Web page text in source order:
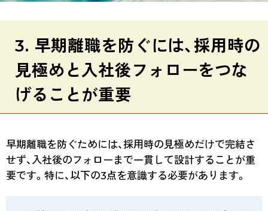
3. 早期離職を防ぐには、採用時の
見極めと入社後フォローをつな
げることが重要
早期離職を防ぐためには、採用時の見極めだけで完結さ
せず、入社後のフォローまで一貫して設計することが重
要です。特に、以下の3点を意識する必要があります。